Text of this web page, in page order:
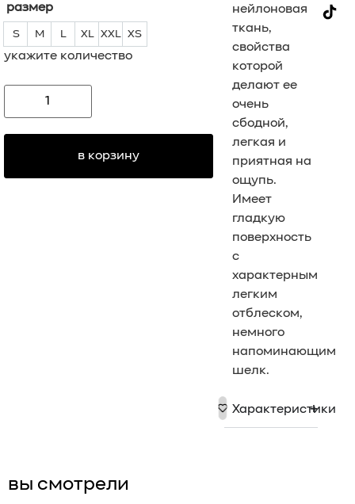
размер
S
S
M
M
L
L
XL
XL
XXL
XXL
XS
XS
укажите количество
в корзину
нейлоновая
ткань,
свойства
которой
делают ее
очень
сбодной,
легкая и
приятная на
ощупь.
Имеет
гладкую
поверхность
с
характерным
легким
отблеском,
немного
напоминающим
шелк.
Характеристики
вы смотрели